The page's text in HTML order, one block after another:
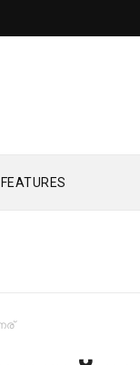
FEATURES